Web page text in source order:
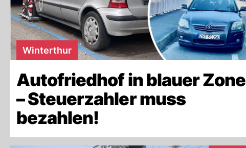
Winterthur
Autofriedhof in blauer Zone
– Steuerzahler muss
bezahlen!